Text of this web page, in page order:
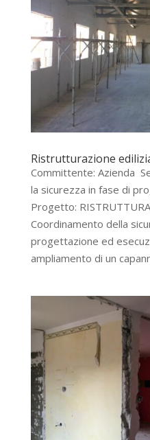
Ristrutturazione
Committente: Azienda
la sicurezza in fase di
Progetto:
Coordinamento della
progettazione ed
ampliamento di un